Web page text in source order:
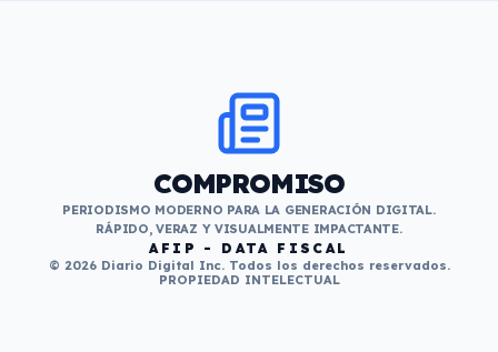
COMPROMISO
PERIODISMO MODERNO PARA LA GENERACIÓN DIGITAL.
RÁPIDO, VERAZ Y VISUALMENTE IMPACTANTE.
AFIP - DATA FISCAL
© 2026 Diario Digital Inc. Todos los derechos reservados.
PROPIEDAD INTELECTUAL